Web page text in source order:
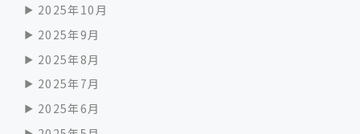
2025年10月
2025年9月
2025年8月
2025年7月
2025年6月